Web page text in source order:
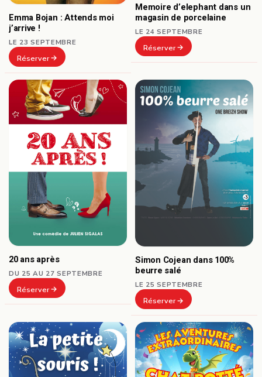
Emma Bojan : Attends moi
j’arrive !
LE 23 SEPTEMBRE
Réserver
Memoire d’elephant dans un
magasin de porcelaine
LE 24 SEPTEMBRE
Réserver
20 ans après
DU 25 AU 27 SEPTEMBRE
Réserver
Simon Cojean dans 100%
beurre salé
LE 25 SEPTEMBRE
Réserver